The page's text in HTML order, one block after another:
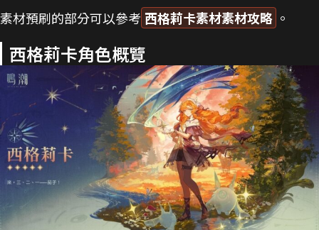
素材預刷的部分可以參考 西格莉卡素材素材攻略 。
西格莉卡角色概覽